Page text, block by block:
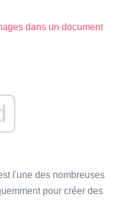
dans un document
l'une des nombreuses
pour créer des